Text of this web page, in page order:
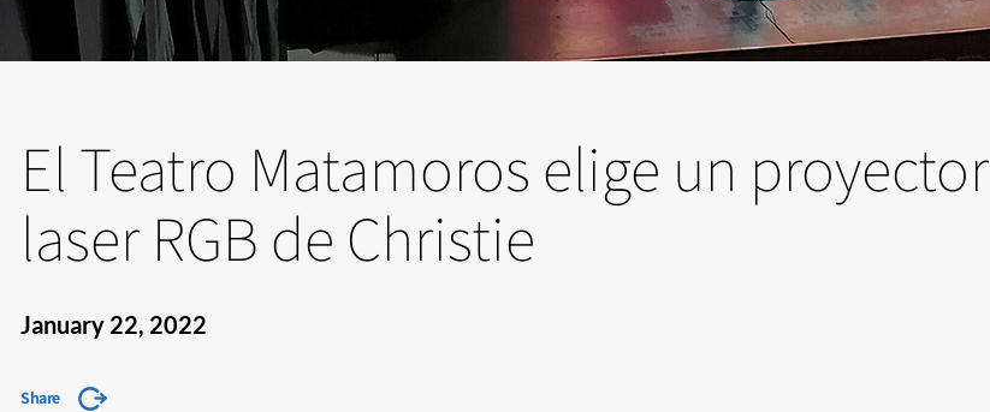
El Teatro Matamoros elige un proyector
laser RGB de Christie
January 22, 2022
Share